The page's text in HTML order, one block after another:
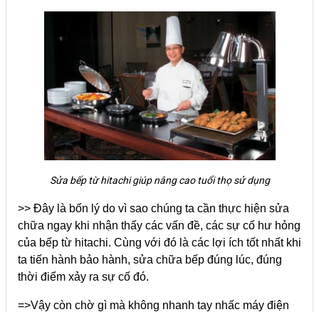
Sửa bếp từ hitachi giúp nâng cao tuổi thọ sử dụng
>> Đây là bốn lý do vì sao chúng ta cần thực hiện sửa
chữa ngay khi nhận thấy các vấn đề, các sự cố hư hỏng
của bếp từ hitachi. Cùng với đó là các lợi ích tốt nhất khi
ta tiến hành bảo hành, sửa chữa bếp đúng lúc, đúng
thời điểm xảy ra sự cố đó.
=>Vậy còn chờ gì mà không nhanh tay nhấc máy điện